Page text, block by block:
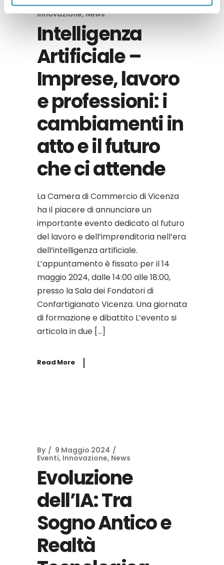
By
13 Maggio 2024
Innovazione,News
Intelligenza
Artificiale –
Imprese, lavoro
e professioni: i
cambiamenti in
atto e il futuro
che ci attende
La Camera di Commercio di Vicenza
ha il piacere di annunciare un
importante evento dedicato al futuro
del lavoro e dell’imprenditoria nell’era
dell’intelligenza artificiale.
L’appuntamento è fissato per il 14
maggio 2024, dalle 14:00 alle 18:00,
presso la Sala dei Fondatori di
Confartigianato Vicenza. Una giornata
di formazione e dibattito L’evento si
articola in due […]
Read More
By
9 Maggio 2024
Eventi, Innovazione, News
Evoluzione
dell’IA: Tra
Sogno Antico e
Realtà